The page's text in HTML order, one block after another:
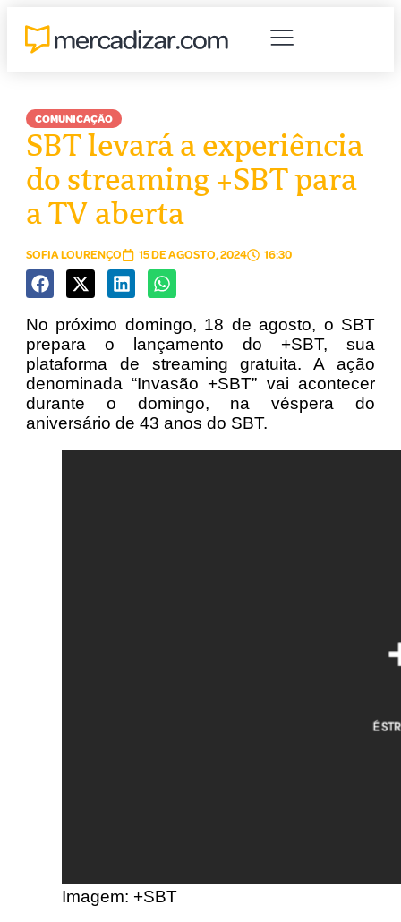
COMUNICAÇÃO
SBT levará a experiência
do streaming +SBT para
a TV aberta
SOFIA LOURENÇO 15 DE AGOSTO, 2024 16:30
No próximo domingo, 18 de agosto, o SBT
prepara o lançamento do +SBT, sua
plataforma de streaming gratuita. A ação
denominada “Invasão +SBT” vai acontecer
durante o domingo, na véspera do
aniversário de 43 anos do SBT.
Imagem: +SBT